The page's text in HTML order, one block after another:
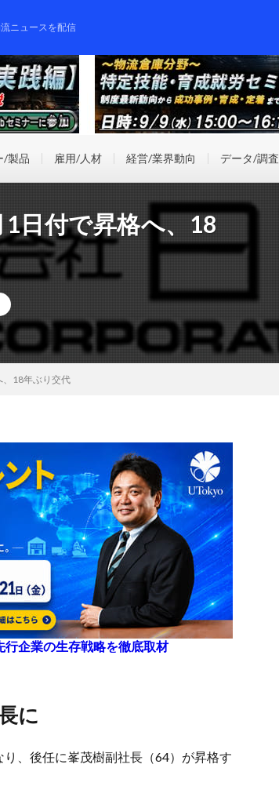
ニュースを配信
/製品 雇用/人材 経営/業界動向 データ/調査
日付で昇格へ、18
、18年ぶり交代
行企業の生存戦略を徹底取材
に
、後任に峯茂樹副社長（64）が昇格す